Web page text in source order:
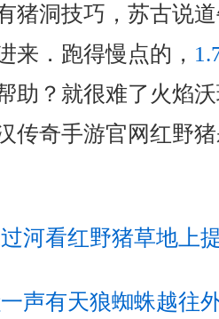
猪洞技巧，苏古说
来．跑得慢点的，
？就很难了火焰沃
传奇手游官网红野
河看红野猪草地上
声有天狼蜘蛛越往